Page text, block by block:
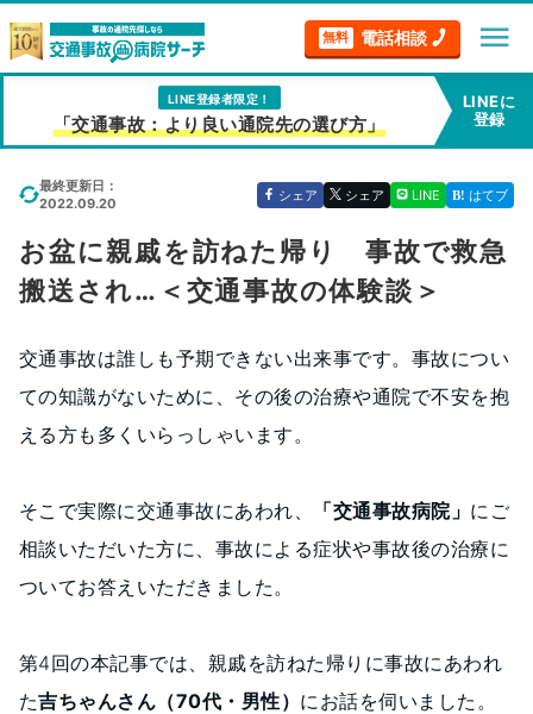
無料 電話相談 menu
LINE登録者限定！
「交通事故：より良い通院先の選び方」
LINEに
登録
最終更新日：
2022.09.20
シェア シェア LINE はてブ
お盆に親戚を訪ねた帰り 事故で救急
搬送され…＜交通事故の体験談＞
交通事故は誰しも予期できない出来事です。事故につい
ての知識がないために、その後の治療や通院で不安を抱
える方も多くいらっしゃいます。
そこで実際に交通事故にあわれ、 「交通事故病院」 にご
相談いただいた方に、事故による症状や事故後の治療に
ついてお答えいただきました。
第4回の本記事では、親戚を訪ねた帰りに事故にあわれ
た吉ちゃんさん（70代・男性） にお話を伺いました。